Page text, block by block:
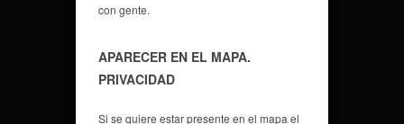
con gente.
APARECER EN EL MAPA.
PRIVACIDAD
Si se quiere estar presente en el mapa el